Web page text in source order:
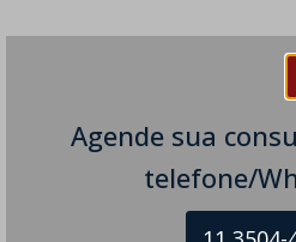
Agende sua
telefone/